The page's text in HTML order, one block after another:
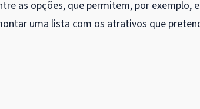
as opções, que permitem, por exemplo,
uma lista com os atrativos que